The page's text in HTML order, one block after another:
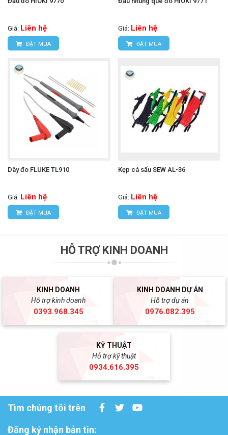
Giá: Liên hệ
ĐẶT MUA
Giá: Liên hệ
ĐẶT MUA
Dây đo FLUKE TL910
Giá: Liên hệ
ĐẶT MUA
Kẹp cá sấu SEW AL-36
Giá: Liên hệ
ĐẶT MUA
HỖ TRỢ KINH DOANH
KINH DOANH
Hỗ trợ kinh doanh
0393.968.345
KINH DOANH DỰ ÁN
Hỗ trợ dự án
0976.082.395
KỸ THUẬT
Hỗ trợ kỹ thuật
0934.616.395
Tìm chúng tôi trên
Đăng ký nhận bản tin: